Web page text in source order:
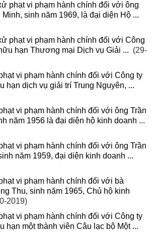
phạt vi phạm hành chính đối với ông
sinh năm 1969, là đại diện Hộ ...
phạt vi phạm hành chính đối với Công
hạn Thương mại Dịch vụ Giải ... (29-
vi phạm hành chính đối với Công ty
hạn dịch vụ giải trí Trung Nguyên, ...
vi phạm hành chính đối với ông Trần
năm 1956 là đại diện hộ kinh doanh ...
vi phạm hành chính đối với ông Trần
năm 1959, đại diện kinh doanh ...
vi phạm hành chính đối với bà
Thu, sinh năm 1965, Chủ hộ kinh
2019)
vi phạm hành chính đối với Công ty
hạn một thành viên Câu lạc bộ Một ...